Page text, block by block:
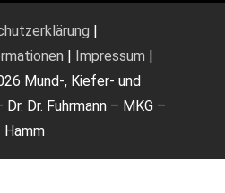
|
| Impressum |
Mund-, Kiefer- und
Dr. Fuhrmann – MKG –
Hamm